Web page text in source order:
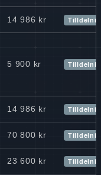
14 986 kr
5 900 kr
14 986 kr
70 800 kr
23 600 kr